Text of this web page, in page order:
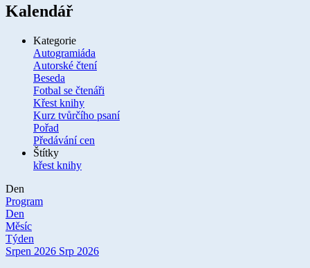
Kalendář
Kategorie
Autogramiáda
Autorské čtení
Beseda
Fotbal se čtenáři
Křest knihy
Kurz tvůrčího psaní
Pořad
Předávání cen
Štítky
křest knihy
Den
Program
Den
Měsíc
Týden
Srpen 2026 Srp 2026